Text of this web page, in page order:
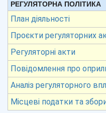
РЕГУЛЯТОРНА ПОЛІТИКА
План діяльності
Проєкти регуляторних
Регуляторні акти
Повідомлення про
Аналіз регуляторного
Місцеві податки та